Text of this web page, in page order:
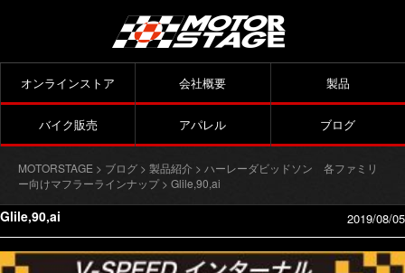
オンラインストア 会社概要 製品
バイク販売 アパレル ブログ
MOTORSTAGE > ブログ > 製品紹介 > ハーレーダビッドソン 各ファミリ
ー向けマフラーラインナップ > Glile,90,ai
Glile,90,ai 2019/08/05